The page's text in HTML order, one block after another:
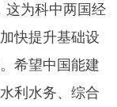
这为科中两国经
快提升基础设
希望中国能建
利水务、综合